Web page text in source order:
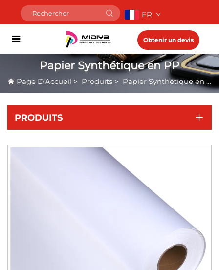
FR
Obtenir un devis
Papier Synthétique en PP
Page D’Accueil > Produits > Papier Synthétique en PP
PRODUITS